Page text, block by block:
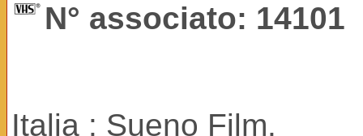
N° associato: 14101
Italia : Sueno Film.